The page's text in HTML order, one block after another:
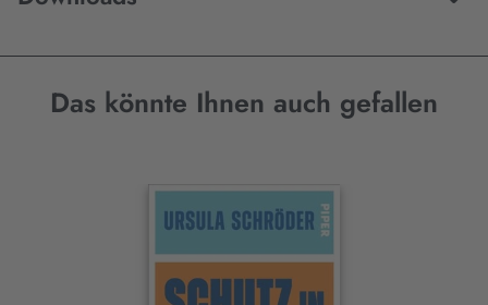
Das könnte Ihnen auch gefallen
Interaktives